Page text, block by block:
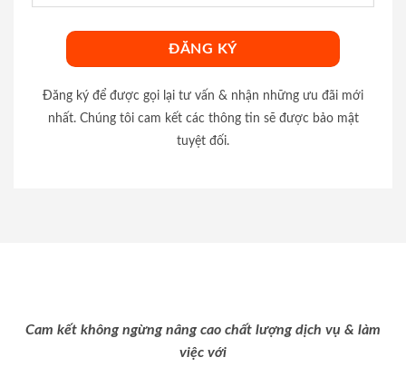
Đăng ký để được gọi lại tư vấn & nhận những ưu đãi mới
nhất. Chúng tôi cam kết các thông tin sẽ được bảo mật
tuyệt đối.
Cam kết không ngừng nâng cao chất lượng dịch vụ & làm
việc với